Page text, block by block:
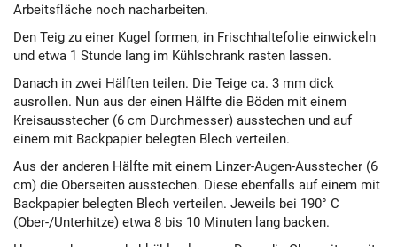
Arbeitsfläche noch nacharbeiten.
Den Teig zu einer Kugel formen, in Frischhaltefolie einwickeln
und etwa 1 Stunde lang im Kühlschrank rasten lassen.
Danach in zwei Hälften teilen. Die Teige ca. 3 mm dick
ausrollen. Nun aus der einen Hälfte die Böden mit einem
Kreisausstecher (6 cm Durchmesser) ausstechen und auf
einem mit Backpapier belegten Blech verteilen.
Aus der anderen Hälfte mit einem Linzer-Augen-Ausstecher (6
cm) die Oberseiten ausstechen. Diese ebenfalls auf einem mit
Backpapier belegten Blech verteilen. Jeweils bei 190° C
(Ober-/Unterhitze) etwa 8 bis 10 Minuten lang backen.